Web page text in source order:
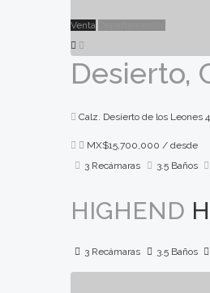
Venta
Desierto,
Calz. Desierto de los Leones
MX$15,700,000 / desde
3 Recámaras
3.5 Baños
HIGHEND
3 Recámaras 3.5 Baños